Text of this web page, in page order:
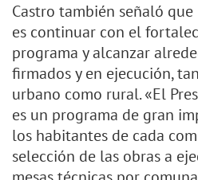
Castro también señaló
es continuar con el
programa y alcanzar
firmados y en ejecución,
urbano como rural. «El
es un programa de gran
los habitantes de cada
selección de las obras a